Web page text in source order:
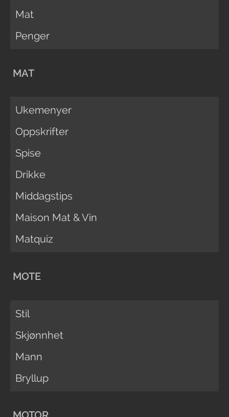
Mat
Penger
MAT
Ukemenyer
Oppskrifter
Spise
Drikke
Middagstips
Maison Mat & Vin
Matquiz
MOTE
Stil
Skjønnhet
Mann
Bryllup